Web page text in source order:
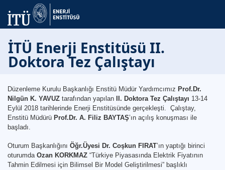
İTÜ Enerji Enstitüsü II.
Doktora Tez Çalıştayı
Düzenleme Kurulu Başkanlığı Enstitü Müdür Yardımcımız Prof.Dr.
Nilgün K. YAVUZ tarafından yapılan II. Doktora Tez Çalıştayı 13-14
Eylül 2018 tarihlerinde Enerji Enstitüsünde gerçekleşti. Çalıştay,
Enstitü Müdürü Prof.Dr. A. Filiz BAYTAŞ’ın açılış konuşması ile
başladı.
Oturum Başkanlığını Öğr.Üyesi Dr. Coşkun FIRAT’ın yaptığı birinci
oturumda Ozan KORKMAZ “Türkiye Piyasasında Elektrik Fiyatının
Tahmin Edilmesi için Bilimsel Bir Model Geliştirilmesi” başlıklı